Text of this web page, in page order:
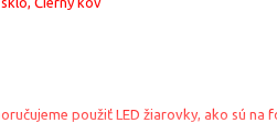
použiť LED žiarovky, ako sú